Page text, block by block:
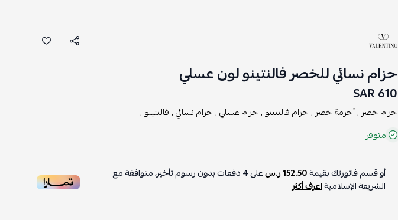
حزام نسائي للخصر فالنتينو لون عسلي
610 SAR
حزام خصر ,أحزمة خصر ,حزام فالنتينو ,حزام عسلي ,حزام نسائي ,فالنتينو ,
متوفر
أو قسم فاتورتك بقيمة152.50 ر.س على4دفعات بدون رسوم تأخير، متوافقة مع
الشريعة الإسلاميةاعرف أكثر